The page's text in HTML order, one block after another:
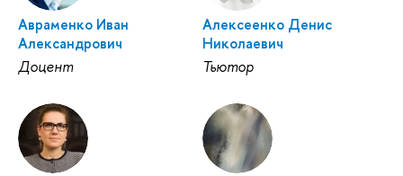
Авраменко Иван
Александрович
Доцент
Алексеенко Денис
Николаевич
Тьютор